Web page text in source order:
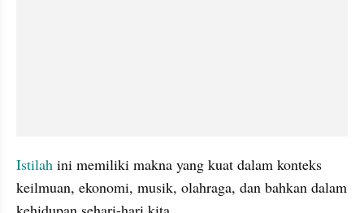
Istilah ini memiliki makna yang kuat dalam konteks
keilmuan, ekonomi, musik, olahraga, dan bahkan dalam